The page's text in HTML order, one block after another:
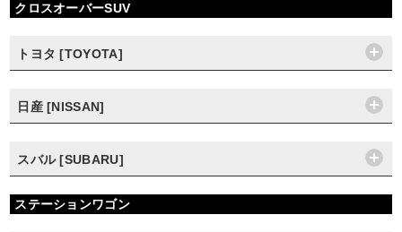
クロスオーバーSUV
トヨタ [TOYOTA]
日産 [NISSAN]
スバル [SUBARU]
ステーションワゴン